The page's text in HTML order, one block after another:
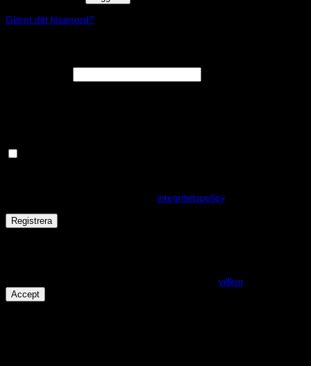
Glömt ditt lösenord?
Obligatoriskt
integritetspolicy.
Registrera
villkor.
Accept